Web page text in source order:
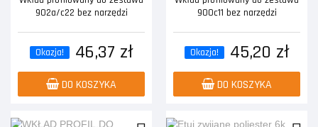
902a/c22 bez narzędzi
Okazja! 46,37 zł
DO KOSZYKA
900c11 bez narzędzi
Okazja! 45,20 zł
DO KOSZYKA